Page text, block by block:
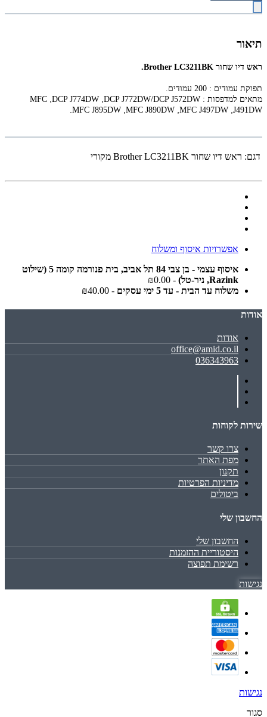
תיאור
‏ראש דיו שחור Brother LC3211BK.
תפוקת עמודים : 200 עמודים.
מתאים למדפסות : DCP J772DW/DCP J572DW
,
DCP J774DW
,
MFC
J491DW
,
MFC J497DW
,
MFC J890DW
,
MFC J895DW
.
דגם: ‏ראש דיו שחור Brother LC3211BK מקורי
אפשרויות איסוף ומשלוח
איסוף עצמי - בן צבי 84 תל אביב, בית פנורמה קומה 5 (שילוט
Razink, ניר-טל)
- ₪0.00
משלוח עד הבית - עד 5 ימי עסקים
- ₪40.00
אודות
אודות
office@amid.co.il
036343963
שירות לקוחות
צרו קשר
מפת האתר
תקנון
מדיניות הפרטיות
ביטולים
החשבון שלי
החשבון שלי
היסטוריית ההזמנות
רשימת תפוצה
נגישות
נגישות
סגור